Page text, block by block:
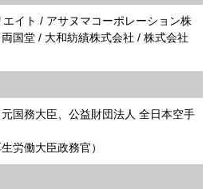
イト / アサヌマコーポレーション株
国堂 / 大和紡績株式会社 / 株式会社
国務大臣、公益財団法人 全日本空手
労働大臣政務官）